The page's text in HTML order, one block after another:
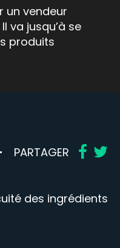
un vendeur
va jusqu’à se
produits
PARTAGER
des ingrédients